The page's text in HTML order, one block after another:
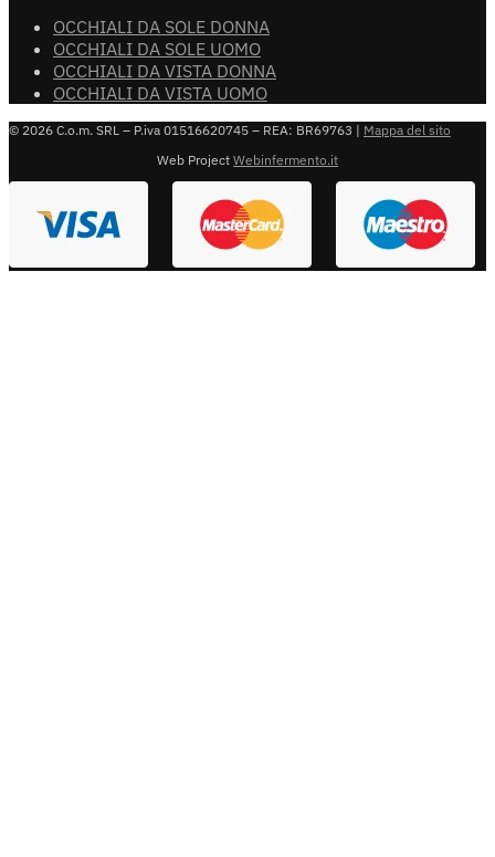
OCCHIALI DA SOLE DONNA
OCCHIALI DA SOLE UOMO
OCCHIALI DA VISTA DONNA
OCCHIALI DA VISTA UOMO
© 2026 C.o.m. SRL – P.iva 01516620745 – REA: BR69763 | Mappa del sito
Web Project Webinfermento.it